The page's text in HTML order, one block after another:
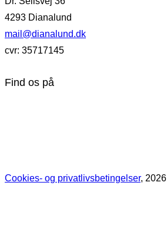
4293 Dianalund
mail@dianalund.dk
cvr: 35717145
Find os på
Cookies- og privatlivsbetingelser, 2026